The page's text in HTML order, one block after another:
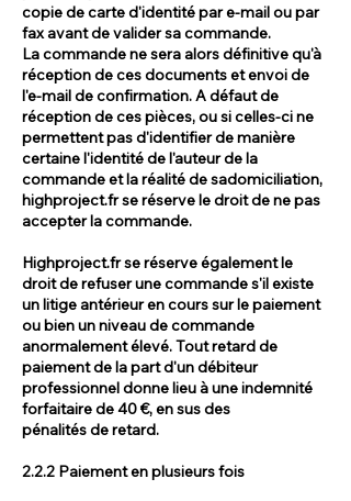
copie de carte d'identité par e-mail ou par
fax avant de valider sa commande.
La commande ne sera alors définitive qu'à
réception de ces documents et envoi de
l'e-mail de confirmation. A défaut de
réception de ces pièces, ou si celles-ci ne
permettent pas d'identifier de manière
certaine l'identité de l'auteur de la
commande et la réalité de sadomiciliation,
highproject.fr se réserve le droit de ne pas
accepter la commande.
Highproject.fr se réserve également le
droit de refuser une commande s'il existe
un litige antérieur en cours sur le paiement
ou bien un niveau de commande
anormalement élevé. Tout retard de
paiement de la part d'un débiteur
professionnel donne lieu à une indemnité
forfaitaire de 40 €, en sus des
pénalités de retard.
2.2.2 Paiement en plusieurs fois